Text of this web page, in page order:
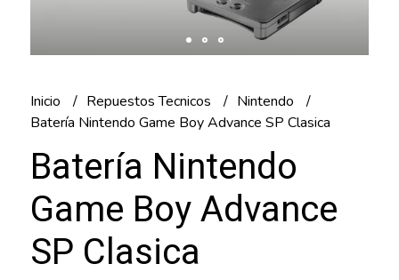
Inicio Repuestos Tecnicos
Nintendo
Batería Nintendo Game Boy Advance SP Clasica
Batería Nintendo
Game Boy Advance
SP Clasica